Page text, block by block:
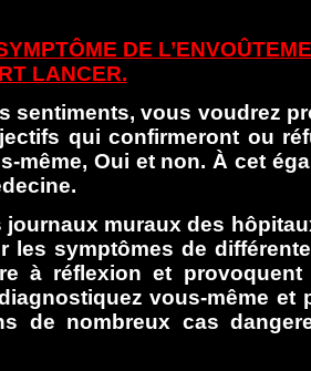
DE
LANCER.
sentiments, vous voudrez
qui confirmeront ou
même, Oui et non. À cet
muraux des
les symptômes de
à réflexion et provoquent
vous-même et
de nombreux cas